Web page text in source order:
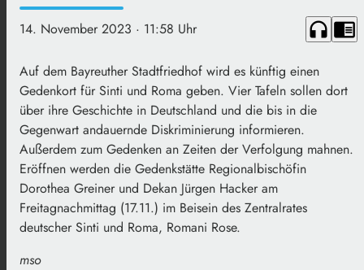
14. November 2023 · 11:58 Uhr headphones chrome_reader_mode
Auf dem Bayreuther Stadtfriedhof wird es künftig einen
Gedenkort für Sinti und Roma geben. Vier Tafeln sollen dort
über ihre Geschichte in Deutschland und die bis in die
Gegenwart andauernde Diskriminierung informieren.
Außerdem zum Gedenken an Zeiten der Verfolgung mahnen.
Eröffnen werden die Gedenkstätte Regionalbischöfin
Dorothea Greiner und Dekan Jürgen Hacker am
Freitagnachmittag (17.11.) im Beisein des Zentralrates
deutscher Sinti und Roma, Romani Rose.
mso